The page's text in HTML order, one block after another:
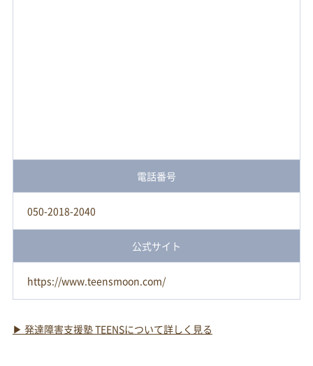
電話番号
050-2018-2040
公式サイト
https://www.teensmoon.com/
▶ 発達障害支援塾 TEENSについて詳しく見る